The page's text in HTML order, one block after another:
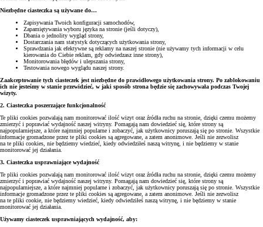
Niezbędne ciasteczka są używane do…
Zapisywania Twoich konfiguracji samochodów,
Zapamiętywania wyboru języka na stronie (jeśli dotyczy),
Dbania o jednolity wygląd strony,
Dostarczania nam statystyk dotyczących użytkowania strony,
Sprawdzania jak efektywne są reklamy na naszej stronie (nie używamy tych informacji w celu
kierowania do Ciebie reklam, gdy odwiedzasz inne strony),
Monitorowania błędów i ulepszania strony,
Testowania nowego wyglądu naszej strony.
Zaakceptowanie tych ciasteczek jest niezbędne do prawidłowego użytkowania strony. Po zablokowaniu
ich nie jesteśmy w stanie przewidzieć, w jaki sposób strona będzie się zachowywała podczas Twojej
wizyty.
2. Ciasteczka poszerzające funkcjonalność
Te pliki cookies pozwalają nam monitorować ilość wizyt oraz źródła ruchu na stronie, dzięki czemu możemy
zmierzyć i poprawiać wydajność naszej witryny. Pomagają nam dowiedzieć się, które strony są
najpopularniejsze, a które najmniej popularne i zobaczyć, jak użytkownicy poruszają się po stronie. Wszystkie
informacje gromadzone przez te pliki cookies są agregowane, a zatem anonimowe. Jeśli nie zezwolisz
na te pliki cookies, nie będziemy wiedzieć, kiedy odwiedziłeś naszą witrynę, i nie będziemy w stanie
monitorować jej działania.
3. Ciasteczka usprawniające wydajność
Te pliki cookies pozwalają nam monitorować ilość wizyt oraz źródła ruchu na stronie, dzięki czemu możemy
zmierzyć i poprawiać wydajność naszej witryny. Pomagają nam dowiedzieć się, które strony są
najpopularniejsze, a które najmniej popularne i zobaczyć, jak użytkownicy poruszają się po stronie. Wszystkie
informacje gromadzone przez te pliki cookies są agregowane, a zatem anonimowe. Jeśli nie zezwolisz
na te pliki cookie, nie będziemy wiedzieć, kiedy odwiedziłeś naszą witrynę, i nie będziemy w stanie
monitorować jej działania.
Używamy ciasteczek usprawniających wydajność, aby: